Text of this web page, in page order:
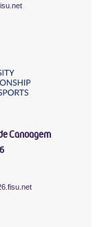
Canoagem